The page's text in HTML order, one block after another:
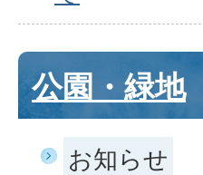
公園・緑地
お知らせ